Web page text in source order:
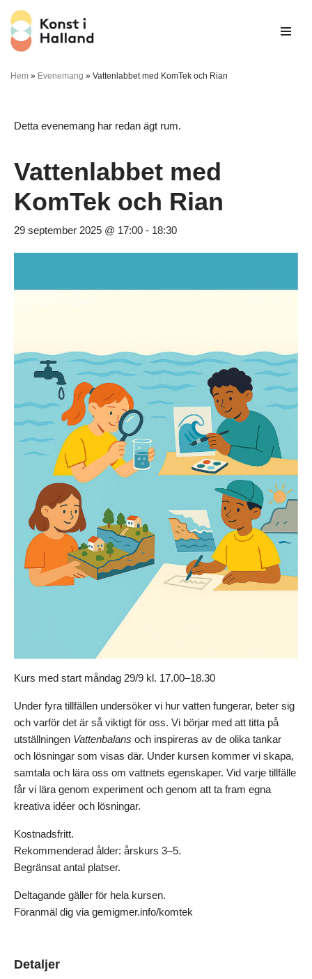
Hoppa
till
innehåll
Hem » Evenemang » Vattenlabbet med KomTek och Rian
Detta evenemang har redan ägt rum.
Vattenlabbet med
KomTek och Rian
29 september 2025 @ 17:00 - 18:30
Kurs med start måndag 29/9 kl. 17.00–18.30
Under fyra tillfällen undersöker vi hur vatten fungerar, beter sig
och varför det är så viktigt för oss. Vi börjar med att titta på
utställningen Vattenbalans och inspireras av de olika tankar
och lösningar som visas där. Under kursen kommer vi skapa,
samtala och lära oss om vattnets egenskaper. Vid varje tillfälle
får vi lära genom experiment och genom att ta fram egna
kreativa idéer och lösningar.
Kostnadsfritt.
Rekommenderad ålder: årskurs 3–5.
Begränsat antal platser.
Deltagande gäller för hela kursen.
Föranmäl dig via gemigmer.info/komtek
Detaljer